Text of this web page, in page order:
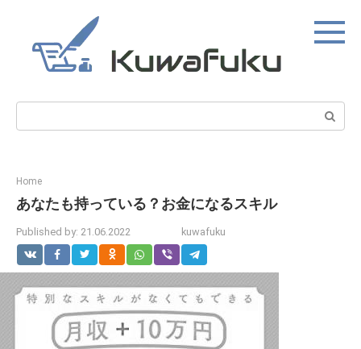
content
Search:
Home
あなたも持っている？お金になるスキル
Published by: 21.06.2022 kuwafuku